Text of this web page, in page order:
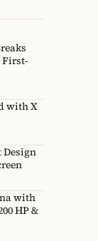
First-
with X
Design
with
HP &